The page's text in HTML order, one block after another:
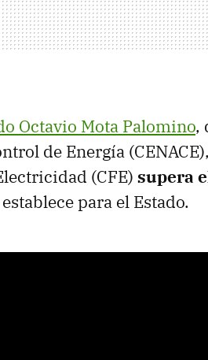
Octavio Mota Palomino,
de Energía
(CFE) supera
para el Estado.